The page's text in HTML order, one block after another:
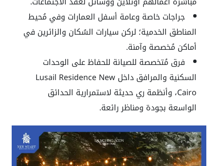
جراجات خاصة وعامة أسفل العمارات وفي مُحيط
المناطق الخدمية؛ لركن سيارات السُكان والزائرين في
أماكن مُخصصة وآمنة.
فرق مُتخصصة للصيانة للحفاظ على الوحدات
السكنية والمرافق داخل Lusail Residence New
Cairo، وأنظمة ري حديثة لاستمرارية الحدائق
الواسعة بجودة ومناظر رائعة.